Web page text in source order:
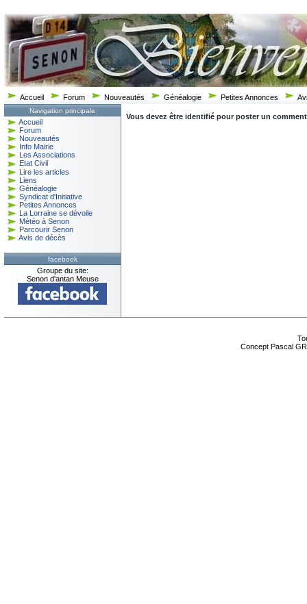
Accueil Forum Nouveautés Généalogie Petites Annonces
Navigation principale
Accueil
Forum
Nouveautés
Info Mairie
Les Associations
Etat Civil
Lire les articles
Liens
Généalogie
Syndicat d'Initiative
Petites Annonces
La Lorraine se dévoile
Météo à Senon
Parcourir Senon
Avis de décès
facebook
Groupe du site:
Senon d'antan Meuse
Vous devez être identifié pour poster un
Concept Pascal